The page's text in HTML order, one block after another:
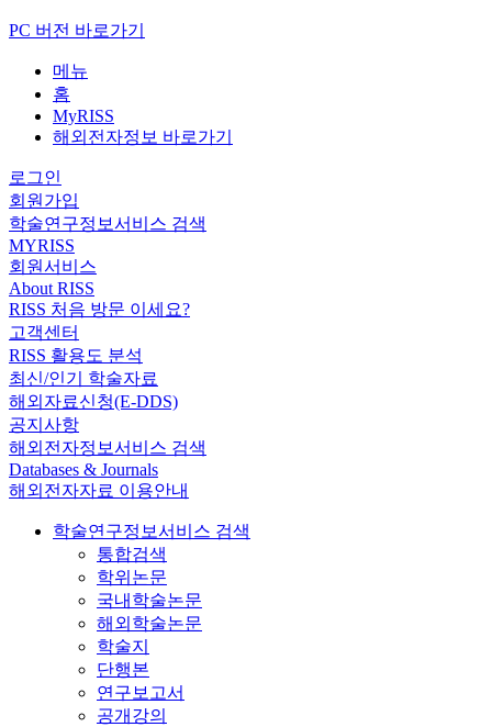
PC 버전 바로가기
메뉴
홈
MyRISS
해외전자정보 바로가기
로그인
회원가입
학술연구정보서비스 검색
MYRISS
회원서비스
About RISS
RISS 처음 방문 이세요?
고객센터
RISS 활용도 분석
최신/인기 학술자료
해외자료신청(E-DDS)
공지사항
해외전자정보서비스 검색
Databases & Journals
해외전자자료 이용안내
학술연구정보서비스 검색
통합검색
학위논문
국내학술논문
해외학술논문
학술지
단행본
연구보고서
공개강의